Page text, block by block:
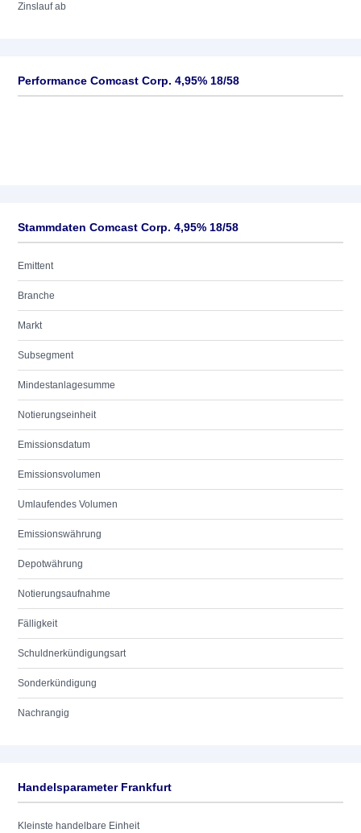
Zinslauf ab
Performance Comcast Corp. 4,95% 18/58
Stammdaten Comcast Corp. 4,95% 18/58
Emittent
Branche
Markt
Subsegment
Mindestanlagesumme
Notierungseinheit
Emissionsdatum
Emissionsvolumen
Umlaufendes Volumen
Emissionswährung
Depotwährung
Notierungsaufnahme
Fälligkeit
Schuldnerkündigungsart
Sonderkündigung
Nachrangig
Handelsparameter Frankfurt
Kleinste handelbare Einheit